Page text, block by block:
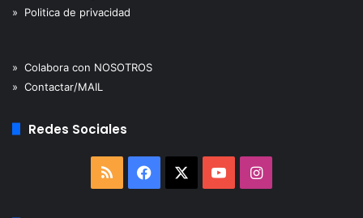
» Politica de privacidad
» Colabora con NOSOTROS
» Contactar/MAIL
Redes Sociales
RSS Facebook YouTubeInstagram